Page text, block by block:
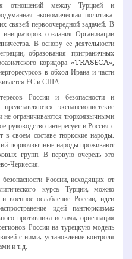
отношений между Турцией и
экономическая политика.
связей первоочередной задачей. В
создания Организации
В основу ее деятельности
образования приграничных
коридора «TRASECA»,
в обход Ирана и части
ЕС и США.
России и безопасности и
экспансионистские
не ограничиваются тюркоязычными
интересует и Россия с
в своем составе тюркские народы.
тюркоязычные народы проживают
групп. В первую очередь это
­Черкесия.
России, исходящих от
курса Турции, можно
военное ослабление России; идеи
идей пантюркизма;
противника ислама; ориентация
России на турецкую модель
с ними; установление контроля
и т.д.